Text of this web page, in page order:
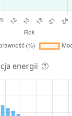
energii